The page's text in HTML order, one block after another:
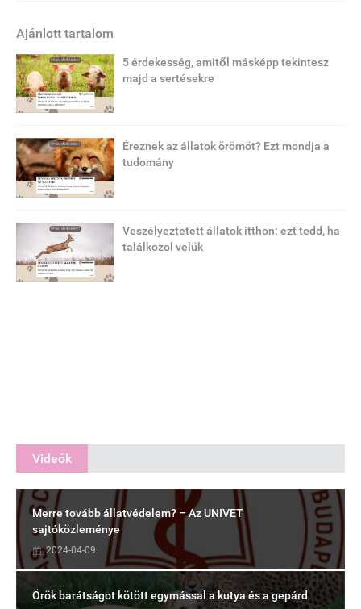
Ajánlott tartalom
5 érdekesség, amitől másképp tekintesz
majd a sertésekre
Éreznek az állatok örömöt? Ezt mondja a
tudomány
Veszélyeztetett állatok itthon: ezt tedd, ha
találkozol velük
Videók
Merre tovább állatvédelem? – Az UNIVET
sajtóközleménye
2024-04-09
Örök barátságot kötött egymással a kutya és a gepárd